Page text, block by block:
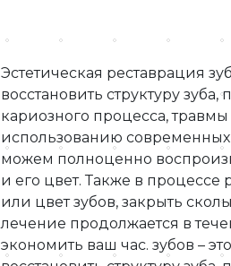
Эстетическая реставрация
восстановить структуру
кариозного процесса,
использованию
можем полноценно
и его цвет. Также в
или цвет зубов, закрыть
лечение продолжается в
экономить ваш час. зубов –